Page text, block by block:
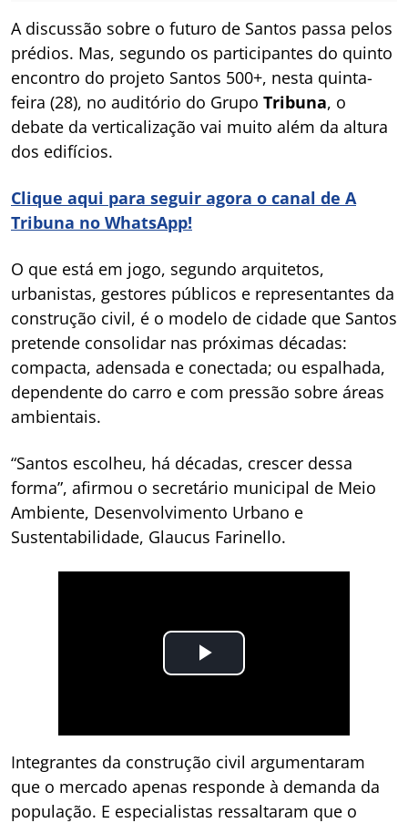
A discussão sobre o futuro de Santos passa pelos
prédios. Mas, segundo os participantes do quinto
encontro do projeto Santos 500+, nesta quinta-
feira (28), no auditório do Grupo Tribuna, o
debate da verticalização vai muito além da altura
dos edifícios.
Clique aqui para seguir agora o canal de A
Tribuna no WhatsApp!
O que está em jogo, segundo arquitetos,
urbanistas, gestores públicos e representantes da
construção civil, é o modelo de cidade que Santos
pretende consolidar nas próximas décadas:
compacta, adensada e conectada; ou espalhada,
dependente do carro e com pressão sobre áreas
ambientais.
“Santos escolheu, há décadas, crescer dessa
forma”, afirmou o secretário municipal de Meio
Ambiente, Desenvolvimento Urbano e
Sustentabilidade, Glaucus Farinello.
Integrantes da construção civil argumentaram
que o mercado apenas responde à demanda da
população. E especialistas ressaltaram que o